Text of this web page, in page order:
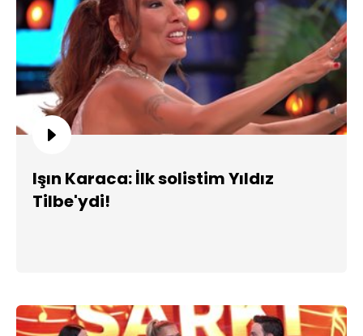
Işın Karaca: İlk solistim Yıldız
Tilbe'ydi!